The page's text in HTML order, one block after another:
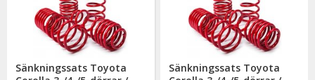
Sänkningssats Toyota
Sänkningssats Toyota